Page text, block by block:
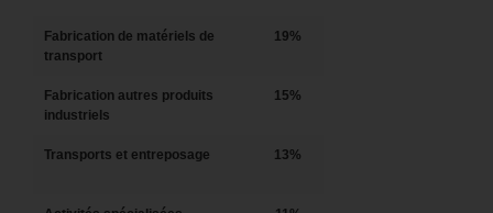
Fabrication de matériels de
transport
19%
Fabrication autres produits
industriels
15%
Transports et entreposage 13%